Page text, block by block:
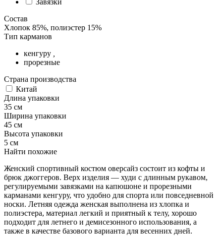
Завязки
Состав
Хлопок 85%, полиэстер 15%
Тип карманов
кенгуру
прорезные
Страна производства
Китай
Длина упаковки
35 см
Ширина упаковки
45 см
Высота упаковки
5 см
Найти похожие
Женский спортивный костюм оверсайз состоит из кофты и
брюк джоггеров. Верх изделия — худи с длинным рукавом,
регулируемыми завязками на капюшоне и прорезными
карманами кенгуру, что удобно для спорта или повседневной
носки. Летняя одежда женская выполнена из хлопка и
полиэстера, материал легкий и приятный к телу, хорошо
подходит для летнего и демисезонного использования, а
также в качестве базового варианта для весенних дней.